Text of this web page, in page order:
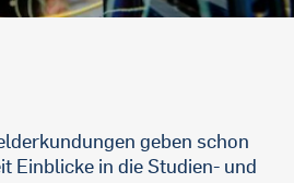
geben schon
Einblicke in die Studien- und